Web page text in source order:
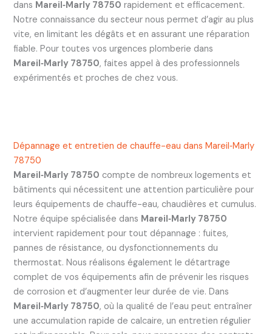
dans Mareil‑Marly 78750 rapidement et efficacement.
Notre connaissance du secteur nous permet d’agir au plus
vite, en limitant les dégâts et en assurant une réparation
fiable. Pour toutes vos urgences plomberie dans
Mareil‑Marly 78750, faites appel à des professionnels
expérimentés et proches de chez vous.
Dépannage et entretien de chauffe-eau dans Mareil‑Marly
78750
Mareil‑Marly 78750 compte de nombreux logements et
bâtiments qui nécessitent une attention particulière pour
leurs équipements de chauffe-eau, chaudières et cumulus.
Notre équipe spécialisée dans Mareil‑Marly 78750
intervient rapidement pour tout dépannage : fuites,
pannes de résistance, ou dysfonctionnements du
thermostat. Nous réalisons également le détartrage
complet de vos équipements afin de prévenir les risques
de corrosion et d’augmenter leur durée de vie. Dans
Mareil‑Marly 78750, où la qualité de l’eau peut entraîner
une accumulation rapide de calcaire, un entretien régulier